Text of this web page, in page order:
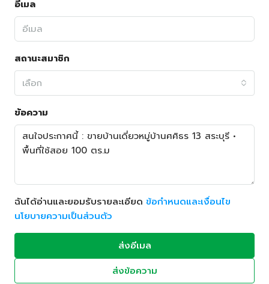
อีเมล
สถานะสมาชิก
เลือก
ข้อความ
ฉันได้อ่านและยอมรับรายละเอียด ข้อกำหนดและเงื่อนไข
นโยบายความเป็นส่วนตัว
ส่งอีเมล
ส่งข้อความ